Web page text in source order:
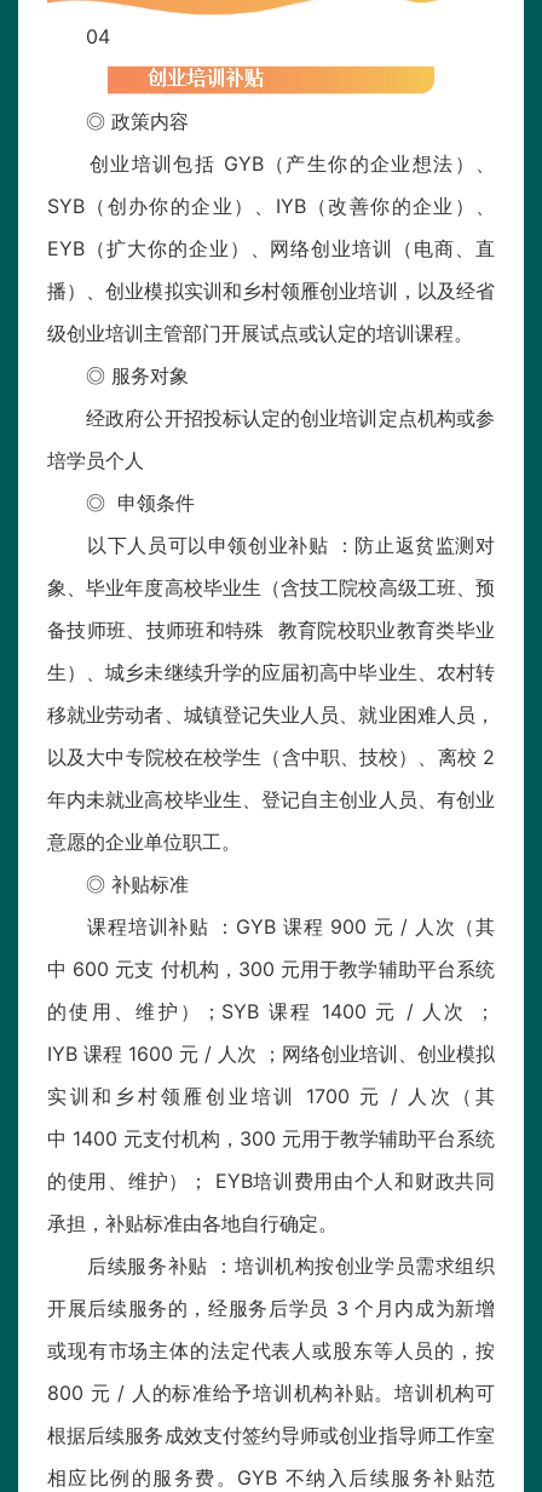
04
◎ 政策内容
创业培训包括 GYB（产生你的企业想法）、
SYB（创办你的企业）、IYB（改善你的企业）、
EYB（扩大你的企业）、网络创业培训（电商、直
播）、创业模拟实训和乡村领雁创业培训，以及经省
级创业培训主管部门开展试点或认定的培训课程。
◎ 服务对象
经政府公开招投标认定的创业培训定点机构或参
培学员个人
◎ 申领条件
以下人员可以申领创业补贴 ：防止返贫监测对
象、毕业年度高校毕业生（含技工院校高级工班、预
备技师班、技师班和特殊 教育院校职业教育类毕业
生）、城乡未继续升学的应届初高中毕业生、农村转
移就业劳动者、城镇登记失业人员、就业困难人员，
以及大中专院校在校学生（含中职、技校）、离校 2
年内未就业高校毕业生、登记自主创业人员、有创业
意愿的企业单位职工。
◎ 补贴标准
课程培训补贴 ：GYB 课程 900 元 / 人次（其
中 600 元支 付机构，300 元用于教学辅助平台系统
的使用、维护）；SYB 课程 1400 元 / 人次 ；
IYB 课程 1600 元 / 人次 ；网络创业培训、创业模拟
实训和乡村领雁创业培训 1700 元 / 人次（其
中 1400 元支付机构，300 元用于教学辅助平台系统
的使用、维护）； EYB培训费用由个人和财政共同
承担，补贴标准由各地自行确定。
后续服务补贴 ：培训机构按创业学员需求组织
开展后续服务的，经服务后学员 3 个月内成为新增
或现有市场主体的法定代表人或股东等人员的，按
800 元 / 人的标准给予培训机构补贴。培训机构可
根据后续服务成效支付签约导师或创业指导师工作室
相应比例的服务费。GYB 不纳入后续服务补贴范